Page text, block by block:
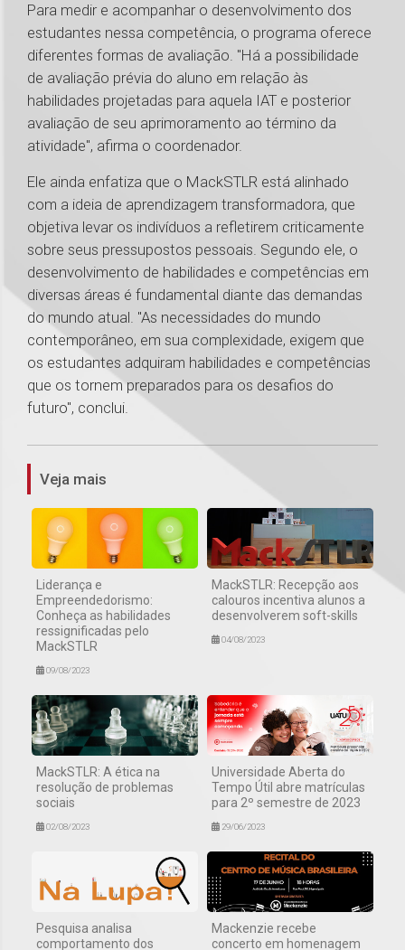
Para medir e acompanhar o desenvolvimento dos
estudantes nessa competência, o programa oferece
diferentes formas de avaliação. "Há a possibilidade
de avaliação prévia do aluno em relação às
habilidades projetadas para aquela IAT e posterior
avaliação de seu aprimoramento ao término da
atividade", afirma o coordenador.
Ele ainda enfatiza que o MackSTLR está alinhado
com a ideia de aprendizagem transformadora, que
objetiva levar os indivíduos a refletirem criticamente
sobre seus pressupostos pessoais. Segundo ele, o
desenvolvimento de habilidades e competências em
diversas áreas é fundamental diante das demandas
do mundo atual. "As necessidades do mundo
contemporâneo, em sua complexidade, exigem que
os estudantes adquiram habilidades e competências
que os tornem preparados para os desafios do
futuro", conclui.
Veja mais
Liderança e
Empreendedorismo:
Conheça as habilidades
ressignificadas pelo
MackSTLR
09/08/2023
MackSTLR: Recepção aos
calouros incentiva alunos a
desenvolverem soft-skills
04/08/2023
MackSTLR: A ética na
resolução de problemas
sociais
02/08/2023
Universidade Aberta do
Tempo Útil abre matrículas
para 2º semestre de 2023
29/06/2023
Pesquisa analisa
comportamento dos
Mackenzie recebe
concerto em homenagem